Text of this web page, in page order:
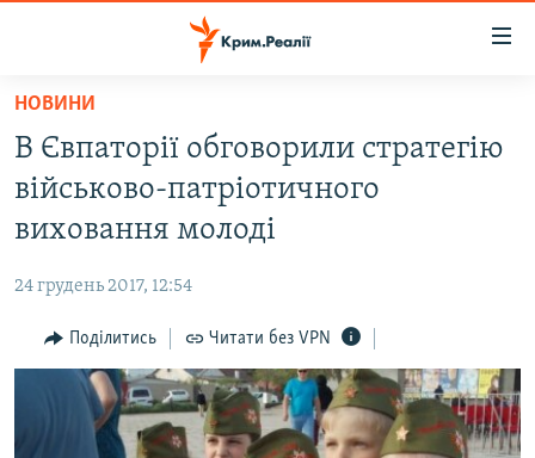
Перейти
основного
матеріалу
до
основної
навігації
Перейти
до
БЛОГИ
ПОГЛЯД
ІНТЕРВ'Ю
ВСЕ ЗА ДЕНЬ
НОВИНИ
В Євпаторії обговорили стратегію
військово-патріотичного
виховання молоді
24 грудень 2017, 12:54
Поділитись Читати без VPN